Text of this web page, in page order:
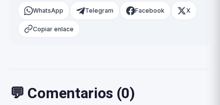
WhatsApp Telegram Facebook X
Copiar enlace
💬 Comentarios (0)